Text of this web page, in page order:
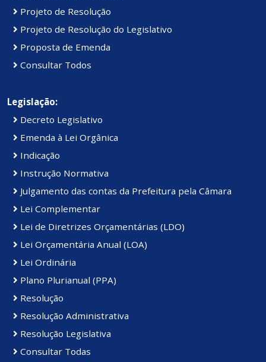
Projeto de Resolução
Projeto de Resolução do Legislativo
Proposta de Emenda
Consultar Todos
Legislação:
Decreto Legislativo
Emenda à Lei Orgânica
Indicação
Instrução Normativa
Julgamento das contas da Prefeitura pela Câmara
Lei Complementar
Lei de Diretrizes Orçamentárias (LDO)
Lei Orçamentária Anual (LOA)
Lei Ordinária
Plano Plurianual (PPA)
Resolução
Resolução Administrativa
Resolução Legislativa
Consultar Todas